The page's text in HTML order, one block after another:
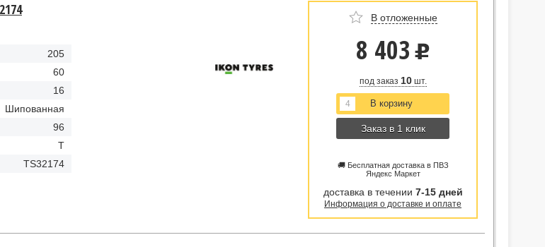
205
60
16
Шипованная
96
T
TS32174
В отложенные
8 403 u
под заказ 10шт.
Заказ в 1 клик
🚚 Бесплатная доставка в ПВЗ
Яндекс Маркет
доставка в течении 7-15 дней
Информация о доставке и оплате